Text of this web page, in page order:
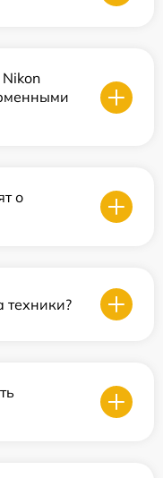
о
техники?